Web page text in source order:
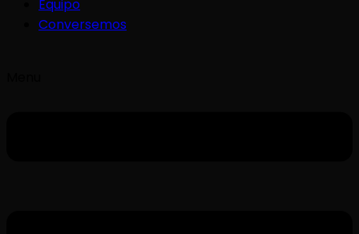
Equipo
Conversemos